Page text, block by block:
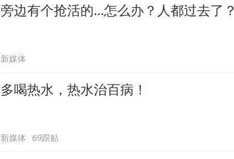
旁边有个抢活的…怎么办？人都过去了？
新媒体
多喝热水，热水治百病！
新媒体 69跟贴